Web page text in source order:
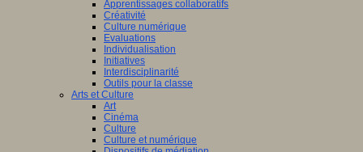
Apprentissages collaboratifs
Créativité
Culture numérique
Evaluations
Individualisation
Initiatives
Interdisciplinarité
Outils pour la classe
Arts et Culture
Art
Cinéma
Culture
Culture et numérique